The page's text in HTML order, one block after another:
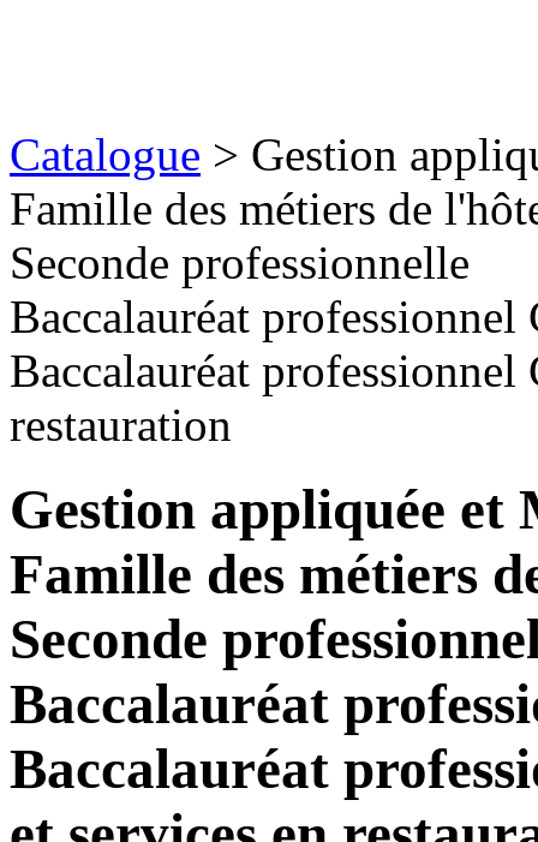
Catalogue > Gestion
Famille des métiers de
Seconde professionnelle
Baccalauréat professionnel
Baccalauréat
restauration
Gestion appliquée et
Famille des métiers
Seconde
Baccalauréat
Baccalauréat